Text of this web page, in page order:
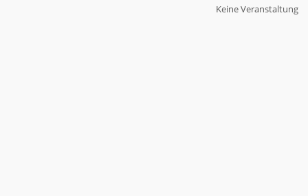
Keine Veranstaltung